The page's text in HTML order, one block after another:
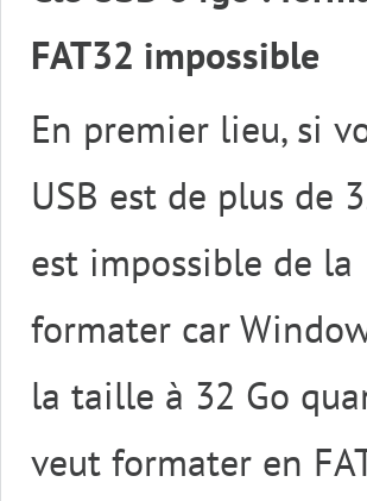
FAT32 impossible
En premier lieu, si
USB est de plus de
est impossible de la
formater car
la taille à 32 Go
veut formater en